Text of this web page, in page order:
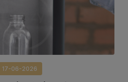
17-06-2026